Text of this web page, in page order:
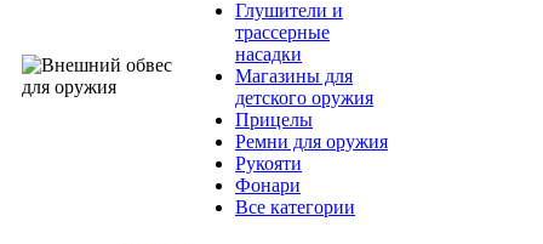
Глушители и
трассерные
насадки
Магазины для
детского оружия
Прицелы
Ремни для оружия
Рукояти
Фонари
Все категории